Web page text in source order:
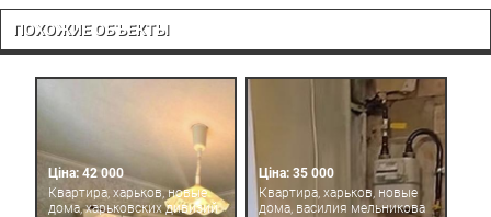
ПОХОЖИЕ ОБЪЕКТЫ
Ціна: 42 000
Квартира, харьков, новые
дома, харьковских дивизий
Ціна: 35 000
Квартира, харьков, новые
дома, василия мельникова